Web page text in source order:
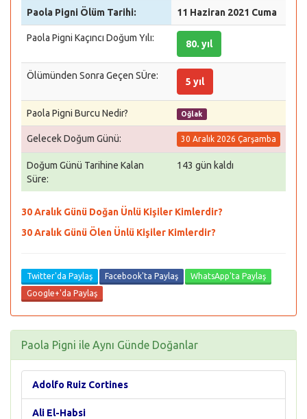
Paola Pigni Ölüm Tarihi: 11 Haziran 2021 Cuma
Paola Pigni Kaçıncı Doğum Yılı:
80. yıl
Ölümünden Sonra Geçen SÜre:
5 yıl
Paola Pigni Burcu Nedir? Oğlak
Gelecek Doğum Günü: 30 Aralık 2026 Çarşamba
Doğum Günü Tarihine Kalan
Süre:
143 gün kaldı
30 Aralık Günü Doğan Ünlü Kişiler Kimlerdir?
30 Aralık Günü Ölen Ünlü Kişiler Kimlerdir?
Twitter'da Paylaş Facebook'ta Paylaş
WhatsApp'ta Paylaş
Google+'da Paylaş
Paola Pigni ile Aynı Günde Doğanlar
Adolfo Ruiz Cortines
Ali El-Habsi